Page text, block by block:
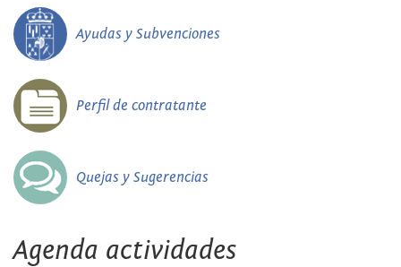
Ayudas y Subvenciones
Perfil de contratante
Quejas y Sugerencias
Agenda actividades